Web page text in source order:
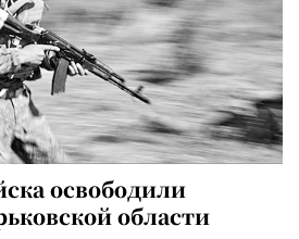
освободили
области